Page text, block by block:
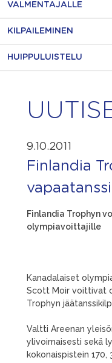
VALMENTAJALLE
KILPAILEMINEN
HUIPPULUISTELU
9.10.2011
Finlandia
vapaatanssi
Finlandia Trophyn
olympiavoittajille
Kanadalaiset
Scott Moir voittivat
Trophyn
Valtti Areenan
ylivoimaisesti sekä
kokonaispistein 170,